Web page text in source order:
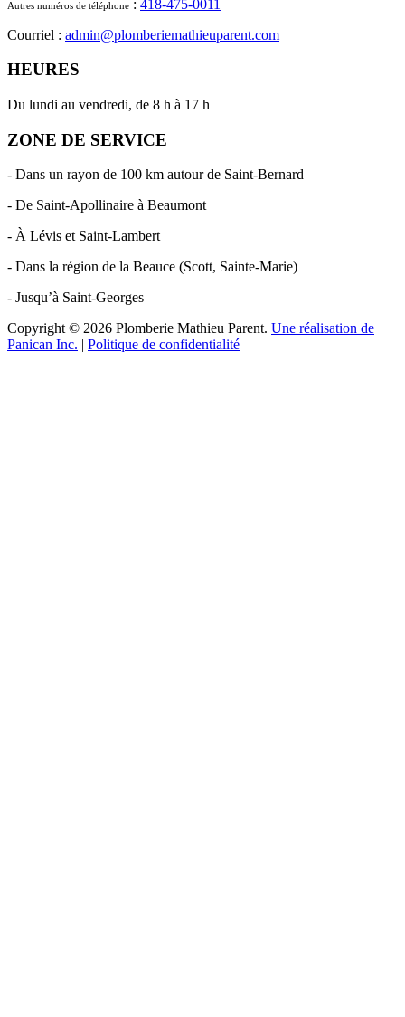
Autres numéros de téléphone : 418-475-0011
Courriel : admin@plomberiemathieuparent.com
HEURES
Du lundi au vendredi, de 8 h à 17 h
ZONE DE SERVICE
- Dans un rayon de 100 km autour de Saint-Bernard
- De Saint-Apollinaire à Beaumont
- À Lévis et Saint-Lambert
- Dans la région de la Beauce (Scott, Sainte-Marie)
- Jusqu’à Saint-Georges
Copyright © 2026 Plomberie Mathieu Parent. Une réalisation de
Panican Inc. | Politique de confidentialité